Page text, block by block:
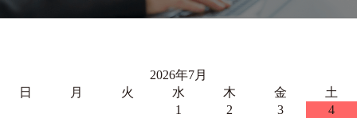
2026年7月
日
月 火 水 木 金
土
1
2 3
4